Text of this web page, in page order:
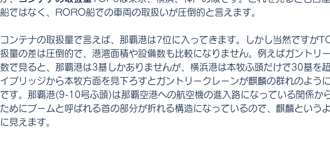
船ではなく、RORO船での車両の取扱いが圧倒的と言えます。
コンテナの取扱量で言えば、那覇港は7位に入ってきます。しかし当然ですが
扱量の差は圧倒的で、港湾面積や設備数も比較になりません。例えばガントリ
数で見ると、那覇港は3基しかありませんが、横浜港は本牧ふ頭だけで30基を
イブリッジから本牧方面を見下ろすとガントリークレーンが麒麟の群れのよう
です。那覇港(9-10号ふ頭)は那覇空港への航空機の進入路になっている関係か
ためにブームと呼ばれる首の部分が折れる構造になっているので、麒麟という
に見えます。